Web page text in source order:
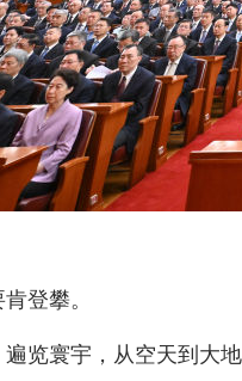
登攀。
寰宇，从空天到大地